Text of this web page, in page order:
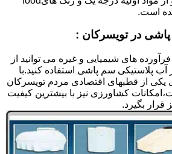
در تویسرکان :
های شیمیایی و غیره می توانید از
آب پلاستیکی سم پاشی استفاده کنید.با
یکی از قطبهای اقتصادی مردم تویسرکان
کشاورزی نیز با بیشترین کیفیت
قرار بگیرد.